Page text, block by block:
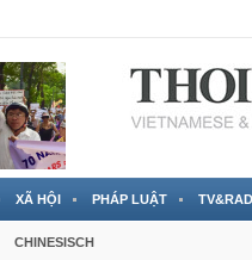
XÃ HỘI PHÁP LUẬT
CHINESISCH